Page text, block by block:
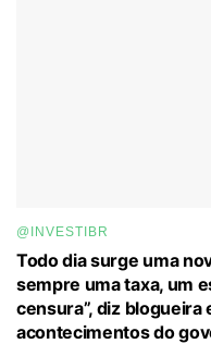
@INVESTIBR
Todo dia surge uma
sempre uma taxa, um
censura”, diz
acontecimentos do